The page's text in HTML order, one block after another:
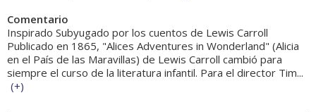
Comentario
Inspirado Subyugado por los cuentos de Lewis Carroll
Publicado en 1865, "Alices Adventures in Wonderland" (Alicia
en el País de las Maravillas) de Lewis Carroll cambió para
siempre el curso de la literatura infantil. Para el director Tim...
(+)